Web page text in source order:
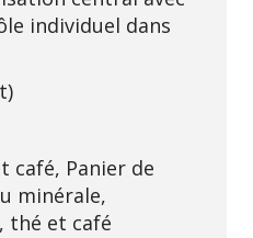
individuel dans
café, Panier de
minérale,
thé et café